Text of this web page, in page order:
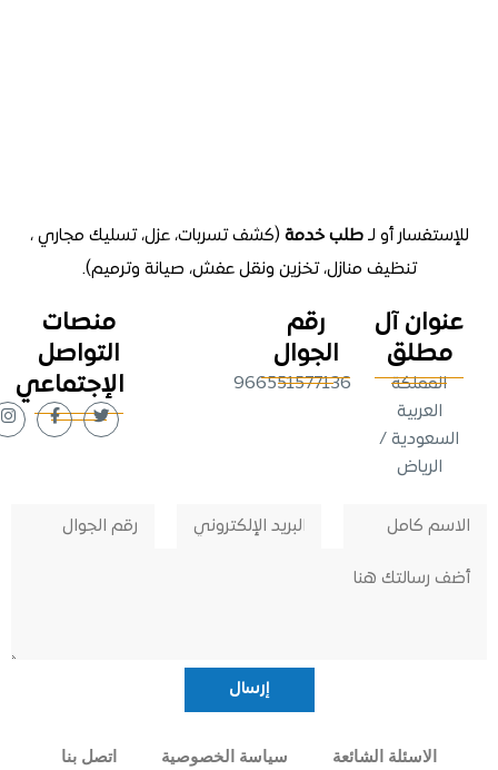
أو لـطلب خدمة(كشف تسربات، عزل، تسليك مجاري ،
تنظيف منازل، تخزين ونقل عفش، صيانة وترميم).
آل
/
رقم
الجوال
966551577136
منصات
التواصل
الإجتماعي
الاسئلة الشائعة سياسة الخصوصية اتصل بنا